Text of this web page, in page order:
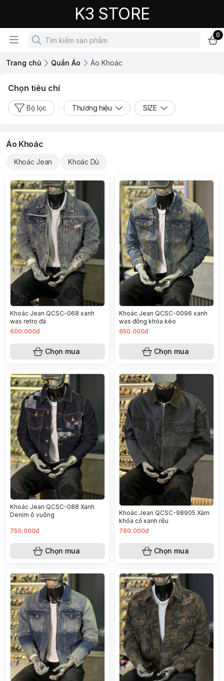
K3 STORE
0
Trang chủ Quần Áo Áo Khoác
Chọn tiêu chí
Bộ lọc Thương hiệu SIZE
Áo Khoác
Khoác Jean Khoác Dù
Khoác Jean QCSC-068 xanh
was retro đá
600.000đ
Chọn mua
Khoác Jean QCSC-0096 xanh
was đồng khóa kéo
650.000đ
Chọn mua
Khoác Jean QCSC-088 Xanh
Denim ô vuông
750.000đ
Chọn mua
Khoác Jean QCSC-98905 Xám
khóa cổ xanh rêu
760.000đ
Chọn mua